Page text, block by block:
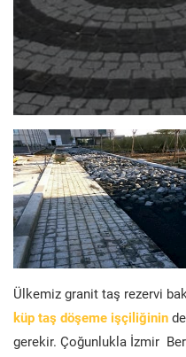
Ülkemiz granit taş rezervi
küp taş döşeme işçiliğinin
gerekir. Çoğunlukla İzmir